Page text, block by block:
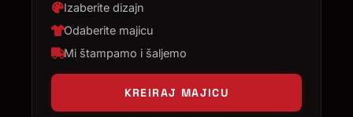
Izaberite dizajn
Odaberite majicu
Mi štampamo i šaljemo
KREIRAJ MAJICU